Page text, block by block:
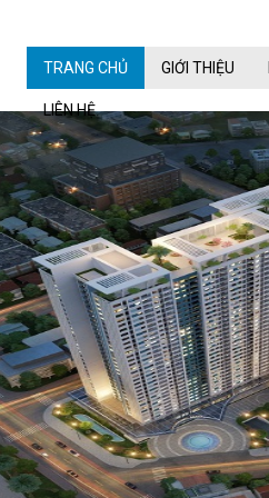
TRANG CHỦ GIỚI THIỆU
LIÊN HỆ